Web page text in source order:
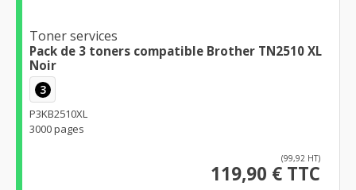
Toner services
Pack de 3 toners compatible Brother TN2510 XL
Noir
3
P3KB2510XL
3000 pages
(99,92 HT)
119,90 € TTC